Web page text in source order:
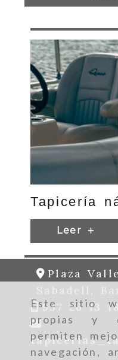
Este sitio
propias y
permiten
navegación,
Tapicería
Leer
Plaza
Sabadell,
937 26 13